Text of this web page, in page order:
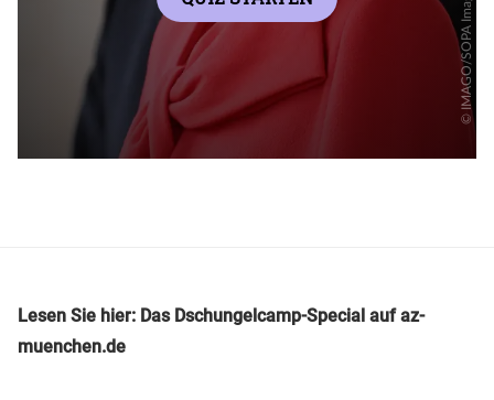
Lesen Sie hier: Das Dschungelcamp-Special auf az-
muenchen.de